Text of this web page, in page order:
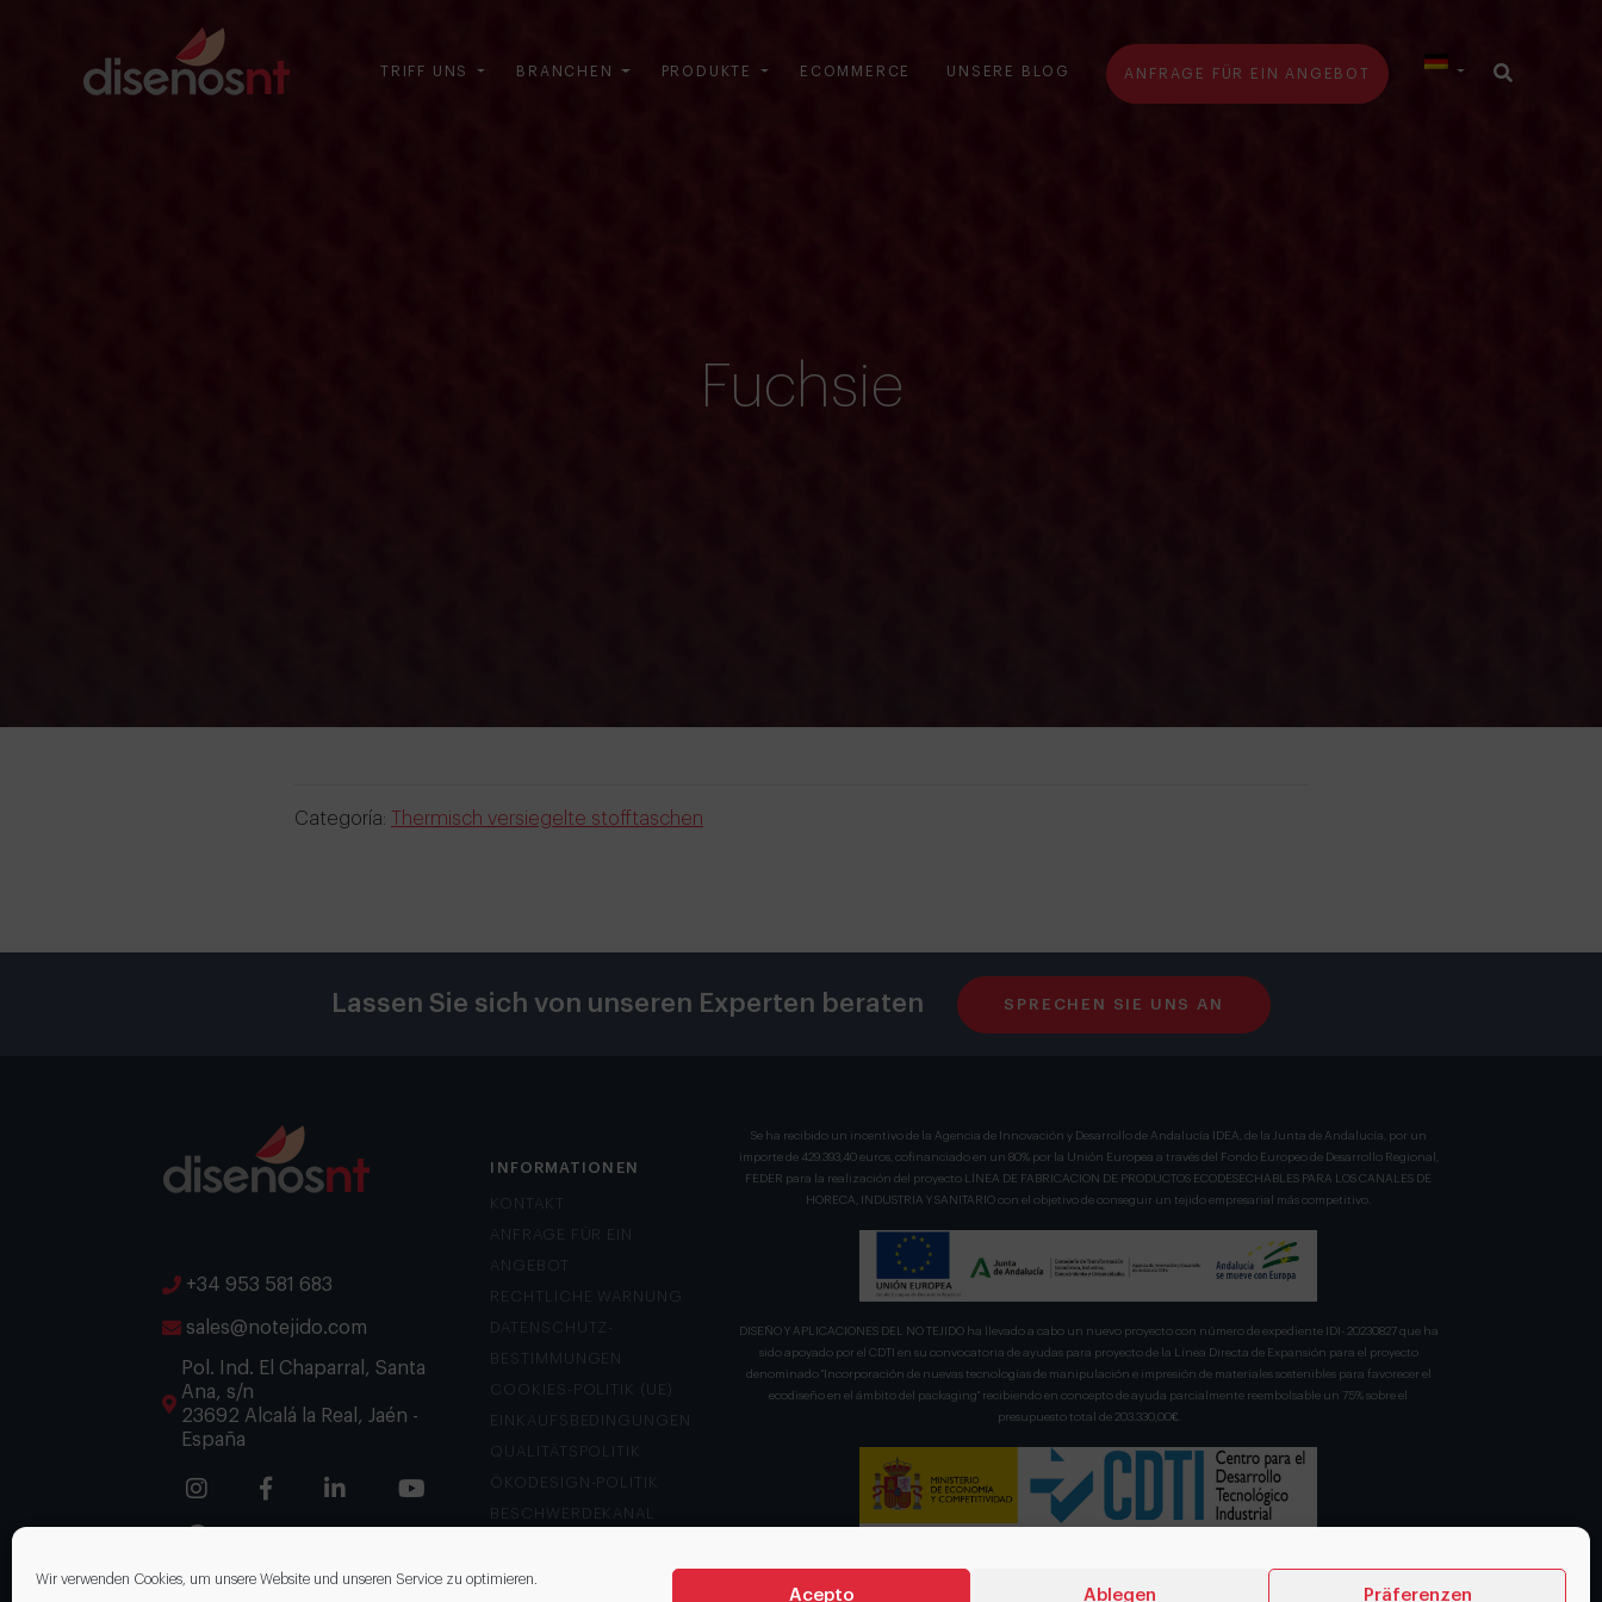
Wir verwenden Cookies, um unsere Website und unseren Service zu optimieren.
Acepto Ablegen Präferenzen
TRIFF UNS BRANCHEN PRODUKTE ECOMMERCE UNSERE BLOG ANFRAGE FÜR EIN ANGEBOT
Fuchsie
Categoría: Thermisch versiegelte stofftaschen
Lassen Sie sich von unseren Experten beraten SPRECHEN SIE UNS AN
+34 953 581 683
sales@notejido.com
Pol. Ind. El Chaparral, Santa
Ana, s/n
23692 Alcalá la Real, Jaén -
España
INFORMATIONEN
KONTAKT
ANFRAGE FÜR EIN
ANGEBOT
RECHTLICHE WARNUNG
DATENSCHUTZ-
BESTIMMUNGEN
COOKIES-POLITIK (UE)
EINKAUFSBEDINGUNGEN
QUALITÄTSPOLITIK
ÖKODESIGN-POLITIK
BESCHWERDEKANAL
Se ha recibido un incentivo de la Agencia de Innovación y Desarrollo de Andalucía IDEA, de la Junta de Andalucía, por un
importe de 429.393,40 euros, cofinanciado en un 80% por la Unión Europea a través del Fondo Europeo de Desarrollo Regional,
FEDER para la realización del proyecto LÍNEA DE FABRICACION DE PRODUCTOS ECODESECHABLES PARA LOS CANALES DE
HORECA, INDUSTRIA Y SANITARIO con el objetivo de conseguir un tejido empresarial más competitivo.
DISEÑO Y APLICACIONES DEL NO TEJIDO ha llevado a cabo un nuevo proyecto con número de expediente IDI- 20230827 que ha
sido apoyado por el CDTI en su convocatoria de ayudas para proyecto de la Línea Directa de Expansión para el proyecto
denominado "Incorporación de nuevas tecnologías de manipulación e impresión de materiales sostenibles para favorecer el
ecodiseño en el ámbito del packaging" recibiendo en concepto de ayuda parcialmente reembolsable un 75% sobre el
presupuesto total de 203.330,00€.